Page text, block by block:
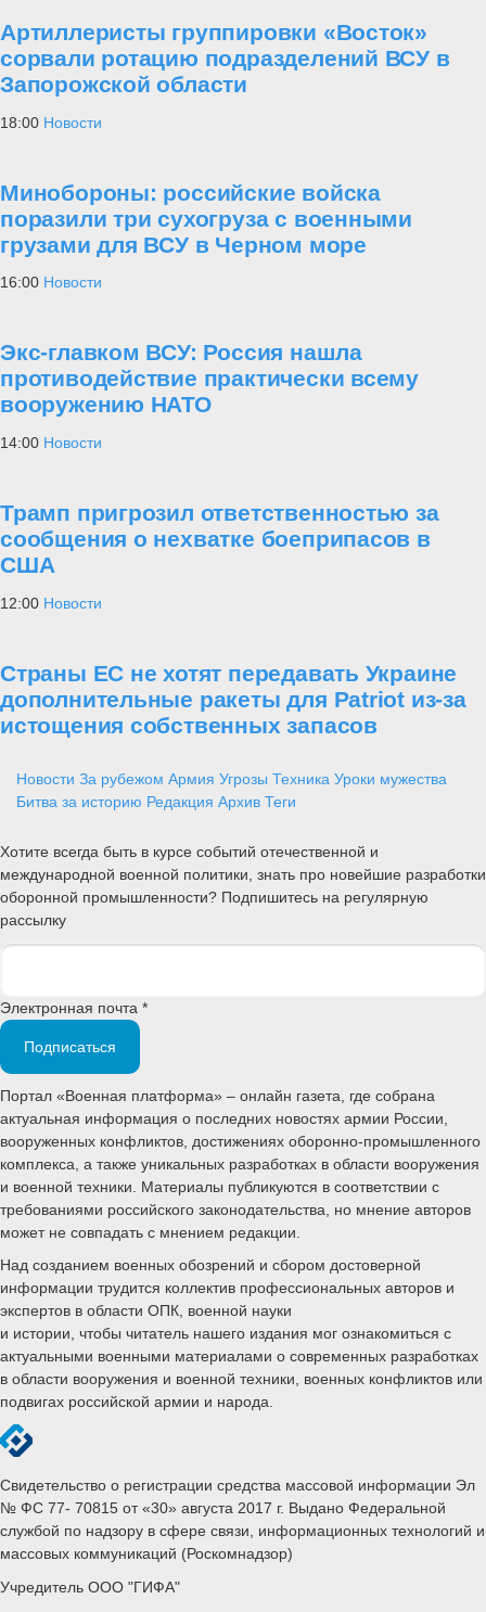
Артиллеристы группировки «Восток»
сорвали ротацию подразделений ВСУ в
Запорожской области
18:00 Новости
Минобороны: российские войска
поразили три сухогруза с военными
грузами для ВСУ в Черном море
16:00 Новости
Экс-главком ВСУ: Россия нашла
противодействие практически всему
вооружению НАТО
14:00 Новости
Трамп пригрозил ответственностью за
сообщения о нехватке боеприпасов в
США
12:00 Новости
Страны ЕС не хотят передавать Украине
дополнительные ракеты для Patriot из-за
истощения собственных запасов
Новости За рубежом Армия Угрозы Техника Уроки мужества
Битва за историю Редакция Архив Теги
Хотите всегда быть в курсе событий отечественной и
международной военной политики, знать про новейшие разработки
оборонной промышленности? Подпишитесь на регулярную
рассылку
Электронная почта *
Подписаться
Портал «Военная платформа» – онлайн газета, где собрана
актуальная информация о последних новостях армии России,
вооруженных конфликтов, достижениях оборонно-промышленного
комплекса, а также уникальных разработках в области вооружения
и военной техники. Материалы публикуются в соответствии с
требованиями российского законодательства, но мнение авторов
может не совпадать с мнением редакции.
Над созданием военных обозрений и сбором достоверной
информации трудится коллектив профессиональных авторов и
экспертов в области ОПК, военной науки
и истории, чтобы читатель нашего издания мог ознакомиться с
актуальными военными материалами о современных разработках
в области вооружения и военной техники, военных конфликтов или
подвигах российской армии и народа.
Свидетельство о регистрации средства массовой информации Эл
№ ФС 77- 70815 от «30» августа 2017 г. Выдано Федеральной
службой по надзору в сфере связи, информационных технологий и
массовых коммуникаций (Роскомнадзор)
Учредитель ООО "ГИФА"